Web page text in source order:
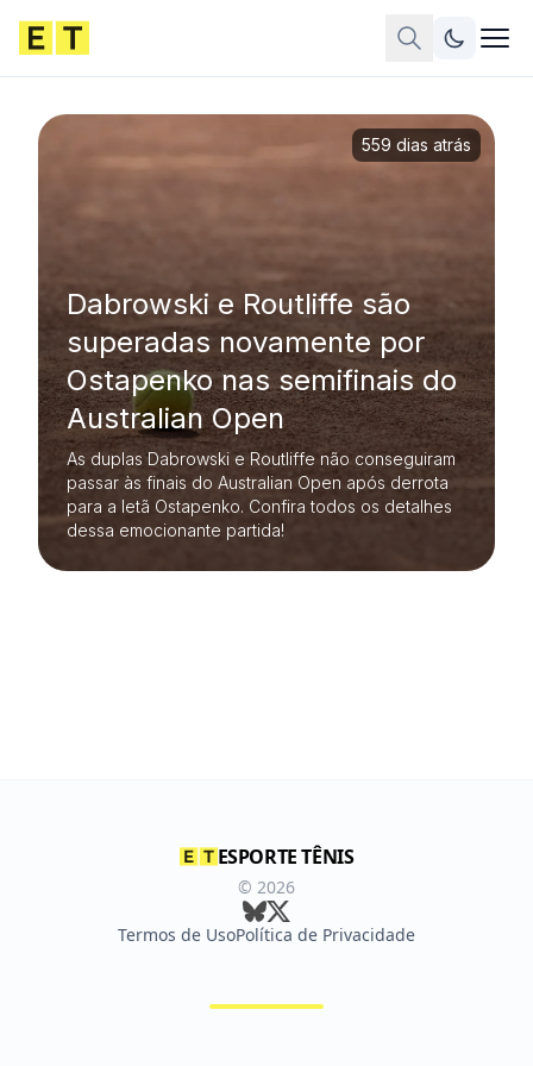
Dabrowski e Routliffe são
superadas novamente por
Ostapenko nas semifinais do
Australian Open
As duplas Dabrowski e Routliffe não conseguiram
passar às finais do Australian Open após derrota
para a letã Ostapenko. Confira todos os detalhes
dessa emocionante partida!
559 dias atrás
ESPORTE TÊNIS
© 2026
Termos de UsoPolítica de Privacidade